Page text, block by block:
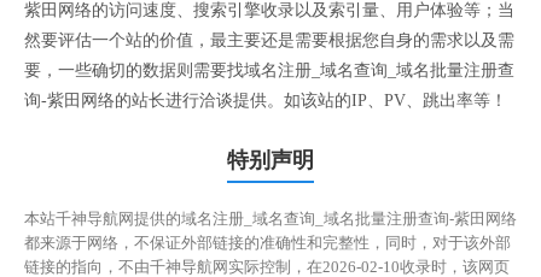
紫田网络的访问速度、搜索引擎收录以及索引量、用户体验等；当
然要评估一个站的价值，最主要还是需要根据您自身的需求以及需
要，一些确切的数据则需要找域名注册_域名查询_域名批量注册查
询-紫田网络的站长进行洽谈提供。如该站的IP、PV、跳出率等！
特别声明
本站千神导航网提供的域名注册_域名查询_域名批量注册查询-紫田网络
都来源于网络，不保证外部链接的准确性和完整性，同时，对于该外部
链接的指向，不由千神导航网实际控制，在2026-02-10收录时，该网页